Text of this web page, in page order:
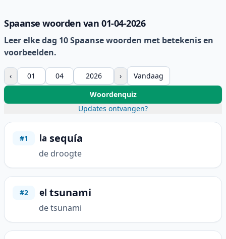
Spaanse woorden van 01-04-2026
Leer elke dag 10 Spaanse woorden met betekenis en
voorbeelden.
‹ ›
Vandaag
Woordenquiz
Updates ontvangen?
#1 la sequía
de droogte
#2 el tsunami
de tsunami